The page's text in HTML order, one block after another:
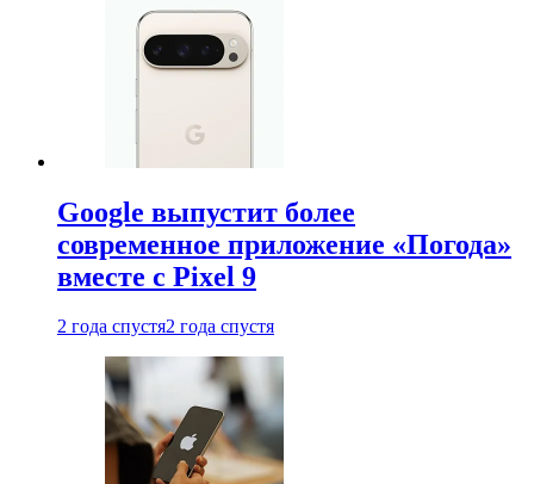
Google выпустит более
современное приложение «Погода»
вместе с Pixel 9
2 года спустя2 года спустя